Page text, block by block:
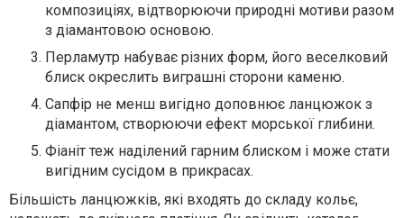
композиціях, відтворюючи природні мотиви разом
з діамантовою основою.
Перламутр набуває різних форм, його веселковий
блиск окреслить виграшні сторони каменю.
Сапфір не менш вигідно доповнює ланцюжок з
діамантом, створюючи ефект морської глибини.
Фіаніт теж наділений гарним блиском і може стати
вигідним сусідом в прикрасах.
Більшість ланцюжків, які входять до складу кольє,